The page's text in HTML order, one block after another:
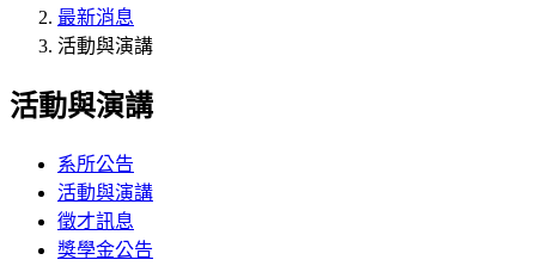
最新消息
活動與演講
活動與演講
系所公告
活動與演講
徵才訊息
獎學金公告